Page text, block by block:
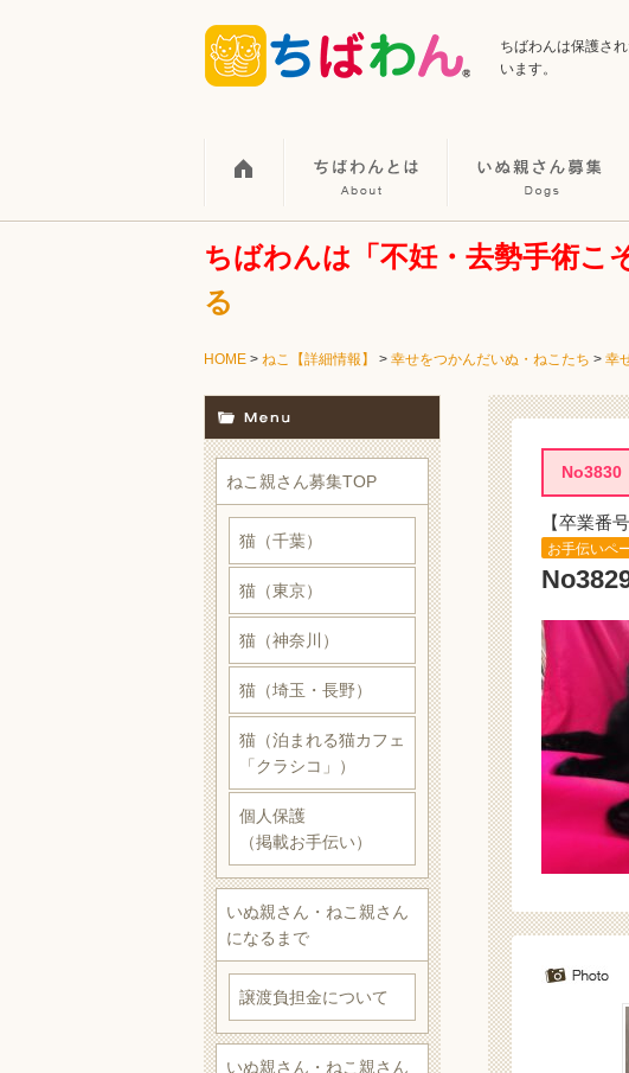
ちばわんは保護さ
います。
ちばわんは「不妊・去勢手術こ
る
HOME > ねこ【詳細情報】 > 幸せをつかんだいぬ・ねこたち > 幸
No3830
【卒業番
お手伝いペ
ねこ親さん募集TOP
猫（千葉）
猫（東京）
猫（神奈川）
猫（埼玉・長野）
猫（泊まれる猫カフェ
「クラシコ」）
個人保護
（掲載お手伝い）
いぬ親さん・ねこ親さん
になるまで
譲渡負担金について
いぬ親さん・ねこ親さん